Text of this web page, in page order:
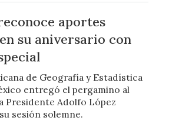
aportes
su aniversario con
de Geografía y Estadística
entregó el pergamino al
Presidente Adolfo López
sesión solemne.